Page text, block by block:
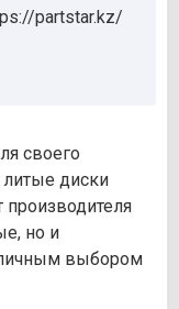
partstar.kz/
своего
литые диски
но и
выбором